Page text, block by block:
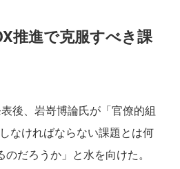
推進で克服すべき課
後、岩嵜博論氏が「官僚的組
なければならない課題とは何
だろうか」と水を向けた。